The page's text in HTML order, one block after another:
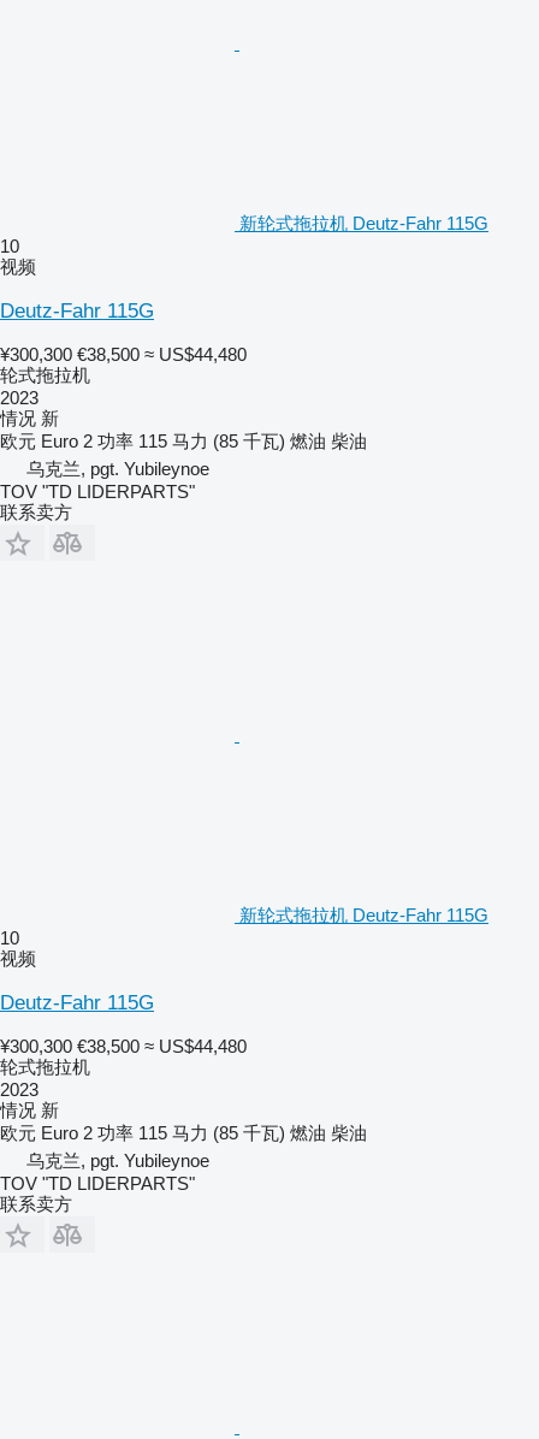
新轮式拖拉机 Deutz-Fahr 115G
10
视频
Deutz-Fahr 115G
¥300,300 €38,500 ≈ US$44,480
轮式拖拉机
2023
情况 新
欧元 Euro 2 功率 115 马力 (85 千瓦) 燃油 柴油
乌克兰, pgt. Yubileynoe
TOV "TD LIDERPARTS"
联系卖方
新轮式拖拉机 Deutz-Fahr 115G
10
视频
Deutz-Fahr 115G
¥300,300 €38,500 ≈ US$44,480
轮式拖拉机
2023
情况 新
欧元 Euro 2 功率 115 马力 (85 千瓦) 燃油 柴油
乌克兰, pgt. Yubileynoe
TOV "TD LIDERPARTS"
联系卖方